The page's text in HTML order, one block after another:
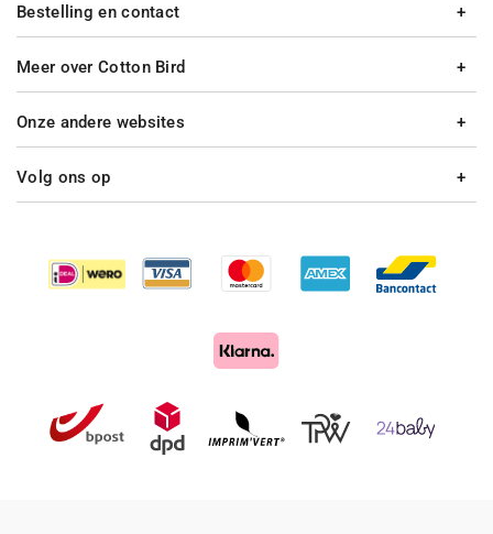
Bestelling en contact
Meer over Cotton Bird
Onze andere websites
Volg ons op